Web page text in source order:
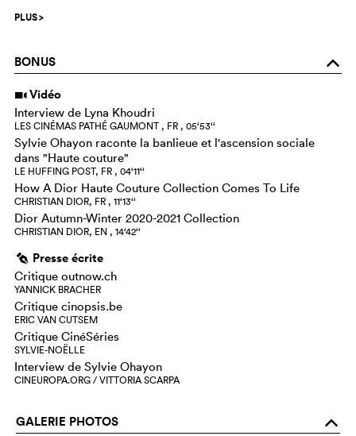
PLUS>
BONUS o
i Vidéo
Interview de Lyna Khoudri
LES CINÉMAS PATHÉ GAUMONT , FR , 05‘53‘‘
Sylvie Ohayon raconte la banlieue et l'ascension sociale
dans "Haute couture"
LE HUFFING POST, FR , 04‘11‘‘
How A Dior Haute Couture Collection Comes To Life
CHRISTIAN DIOR, FR , 11‘13‘‘
Dior Autumn-Winter 2020-2021 Collection
CHRISTIAN DIOR, EN , 14‘42‘‘
g Presse écrite
Critique outnow.ch
YANNICK BRACHER
Critique cinopsis.be
ERIC VAN CUTSEM
Critique CinéSéries
SYLVIE-NOËLLE
Interview de Sylvie Ohayon
CINEUROPA.ORG / VITTORIA SCARPA
GALERIE PHOTOS o